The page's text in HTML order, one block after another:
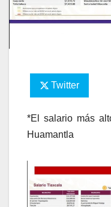
Twitter
*El salario más
Huamantla